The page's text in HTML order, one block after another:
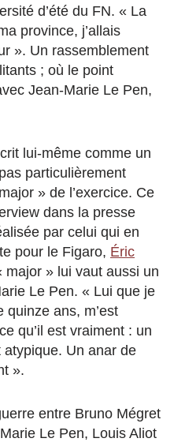
d’été du FN. « La
province, j’allais
». Un rassemblement
; où le point
Jean-Marie Le Pen,
lui-même comme un
particulièrement
» de l’exercice. Ce
dans la presse
par celui qui en
pour le Figaro, Éric
major » lui vaut aussi un
Le Pen. « Lui que je
ans, m’est
qu’il est vraiment : un
Un anar de
».
entre Bruno Mégret
Le Pen, Louis Aliot